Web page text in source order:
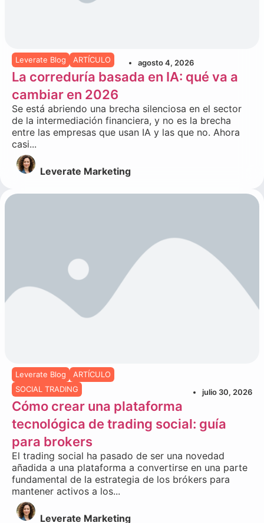
Leverate Blog ARTÍCULO agosto 4, 2026
La correduría basada en IA: qué va a
cambiar en 2026
Se está abriendo una brecha silenciosa en el sector
de la intermediación financiera, y no es la brecha
entre las empresas que usan IA y las que no. Ahora
casi...
Leverate Marketing
Leverate Blog
ARTÍCULO
SOCIAL TRADING
julio 30, 2026
Cómo crear una plataforma
tecnológica de trading social: guía
para brokers
El trading social ha pasado de ser una novedad
añadida a una plataforma a convertirse en una parte
fundamental de la estrategia de los brókers para
mantener activos a los...
Leverate Marketing